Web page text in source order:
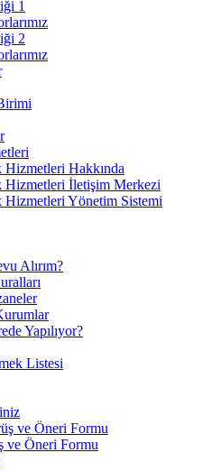
1
2
Hizmetleri Hakkında
Hizmetleri İletişim Merkezi
Hizmetleri Yönetim Sistemi
Alırım?
Yapılıyor?
Listesi
ve Öneri Formu
ve Öneri Formu